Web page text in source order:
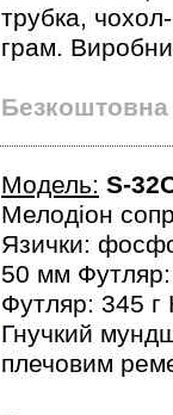
трубка,
грам.
Безкоштовна
Модель: S-
Мелодіон
Язички:
50 мм
Футляр: 345 г
Гнучкий
плечовим